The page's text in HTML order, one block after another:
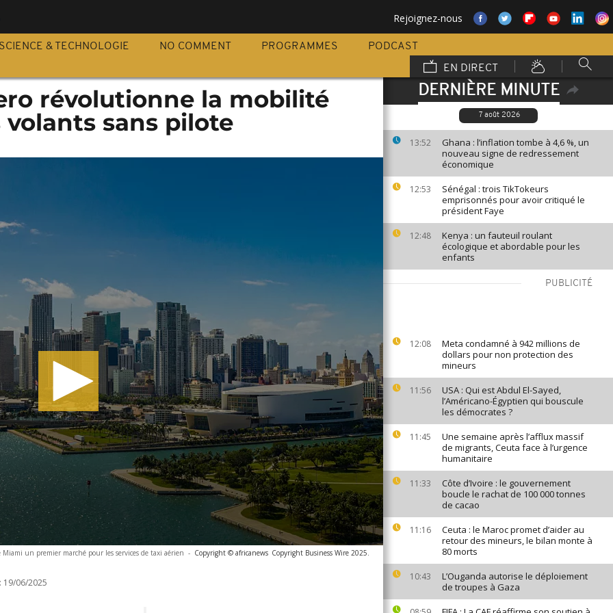
Rejoignez-nous
SCIENCE & TECHNOLOGIE NO COMMENT PROGRAMMES
PODCAST
EN DIRECT
DERNIÈRE MINUTE
7 août 2026
13:52
Ghana : l’inflation tombe à 4,6 %, un
nouveau signe de redressement
économique
12:53
Sénégal : trois TikTokeurs
emprisonnés pour avoir critiqué le
président Faye
12:48
Kenya : un fauteuil roulant
écologique et abordable pour les
enfants
PUBLICITÉ
12:08
Meta condamné à 942 millions de
dollars pour non protection des
mineurs
11:56
USA : Qui est Abdul El-Sayed,
l’Américano-Égyptien qui bouscule
les démocrates ?
11:45
Une semaine après l’afflux massif
de migrants, Ceuta face à l’urgence
humanitaire
11:33
Côte d’Ivoire : le gouvernement
boucle le rachat de 100 000 tonnes
de cacao
11:16
Ceuta : le Maroc promet d’aider au
retour des mineurs, le bilan monte à
80 morts
10:43
L’Ouganda autorise le déploiement
de troupes à Gaza
révolutionne la mobilité
volants sans pilote
Miami un premier marché pour les services de taxi aérien - Copyright © africanews Copyright Business Wire 2025.
19/06/2025